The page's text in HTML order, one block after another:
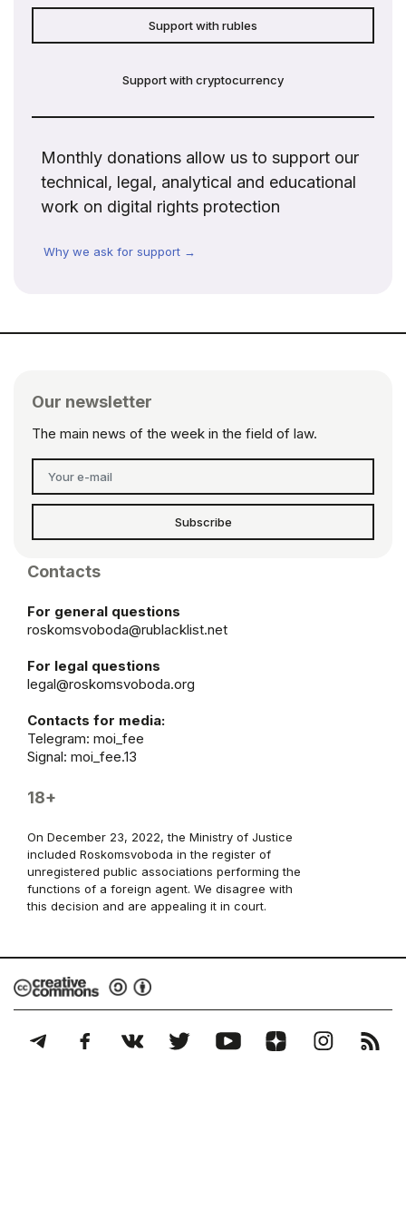
Support with rubles
Support with cryptocurrency
Monthly donations allow us to support our
technical, legal, analytical and educational
work on digital rights protection
Why we ask for support →
Our newsletter
The main news of the week in the field of law.
Subscribe
Contacts
For general questions
roskomsvoboda@rublacklist.net
For legal questions
legal@roskomsvoboda.org
Contacts for media:
Telegram: moi_fee
Signal: moi_fee.13
18+
On December 23, 2022, the Ministry of Justice
included Roskomsvoboda in the register of
unregistered public associations performing the
functions of a foreign agent. We disagree with
this decision and are appealing it in court.